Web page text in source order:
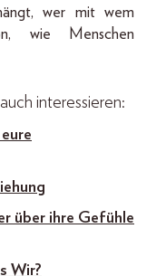
wer mit wem
wie Menschen
interessieren:
über ihre Gefühle
Wir?